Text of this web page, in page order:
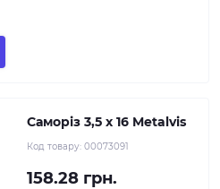
Саморіз 3,5 х 16 Metalvis
Код товару: 00073091
158.28 грн.